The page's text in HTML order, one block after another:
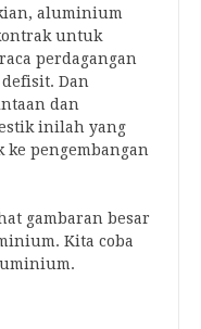
aluminium
untuk
perdagangan
Dan
dan
inilah yang
pengembangan
gambaran besar
Kita coba